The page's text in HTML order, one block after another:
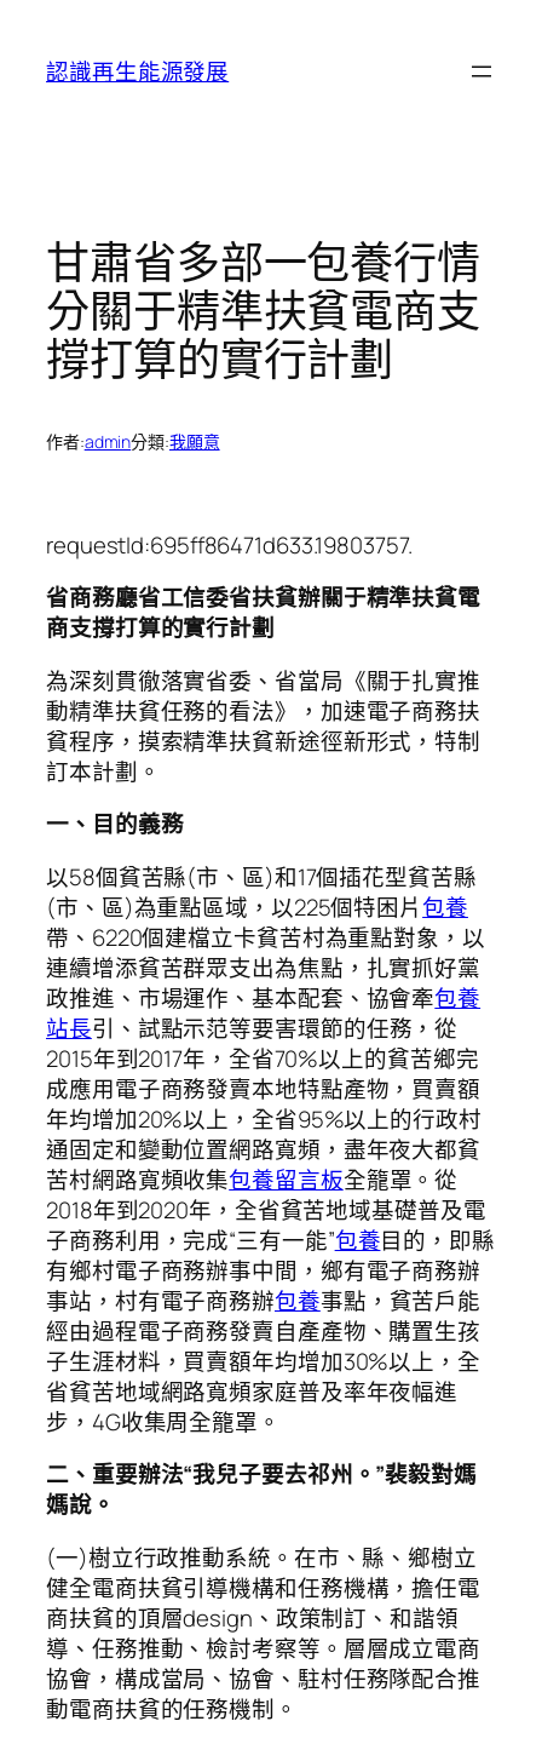
認識再生能源發展
甘肅省多部一包養行情
分關于精準扶貧電商支
撐打算的實行計劃
作者:admin分類:我願意
requestId:695ff86471d633.19803757.
省商務廳省工信委省扶貧辦關于精準扶貧電
商支撐打算的實行計劃
為深刻貫徹落實省委、省當局《關于扎實推
動精準扶貧任務的看法》，加速電子商務扶
貧程序，摸索精準扶貧新途徑新形式，特制
訂本計劃。
一、目的義務
以58個貧苦縣(市、區)和17個插花型貧苦縣
(市、區)為重點區域，以225個特困片包養
帶、6220個建檔立卡貧苦村為重點對象，以
連續增添貧苦群眾支出為焦點，扎實抓好黨
政推進、市場運作、基本配套、協會牽包養
站長引、試點示范等要害環節的任務，從
2015年到2017年，全省70%以上的貧苦鄉完
成應用電子商務發賣本地特點產物，買賣額
年均增加20%以上，全省95%以上的行政村
通固定和變動位置網路寬頻，盡年夜大都貧
苦村網路寬頻收集包養留言板全籠罩。從
2018年到2020年，全省貧苦地域基礎普及電
子商務利用，完成“三有一能”包養目的，即縣
有鄉村電子商務辦事中間，鄉有電子商務辦
事站，村有電子商務辦包養事點，貧苦戶能
經由過程電子商務發賣自產產物、購置生孩
子生涯材料，買賣額年均增加30%以上，全
省貧苦地域網路寬頻家庭普及率年夜幅進
步，4G收集周全籠罩。
二、重要辦法“我兒子要去祁州。”裴毅對媽
媽說。
(一)樹立行政推動系統。在市、縣、鄉樹立
健全電商扶貧引導機構和任務機構，擔任電
商扶貧的頂層design、政策制訂、和諧領
導、任務推動、檢討考察等。層層成立電商
協會，構成當局、協會、駐村任務隊配合推
動電商扶貧的任務機制。